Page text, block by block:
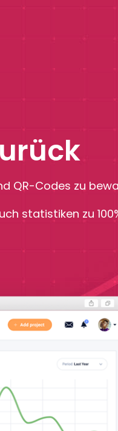
QR-Codes zu
statistiken zu